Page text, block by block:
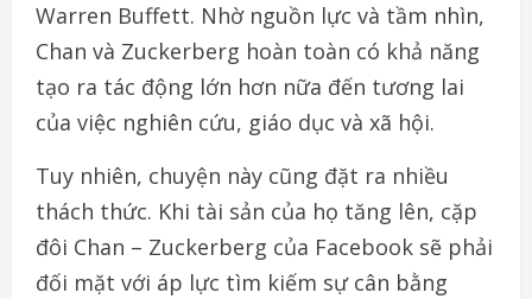
Warren Buffett. Nhờ nguồn lực và tầm nhìn,
Chan và Zuckerberg hoàn toàn có khả năng
tạo ra tác động lớn hơn nữa đến tương lai
của việc nghiên cứu, giáo dục và xã hội.
Tuy nhiên, chuyện này cũng đặt ra nhiều
thách thức. Khi tài sản của họ tăng lên, cặp
đôi Chan – Zuckerberg của Facebook sẽ phải
đối mặt với áp lực tìm kiếm sự cân bằng